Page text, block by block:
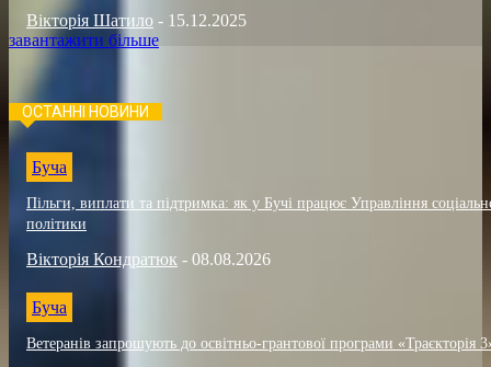
Вікторія Шатило - 15.12.2025
завантажити більше
ОСТАННІ НОВИНИ
Буча
Пільги, виплати та підтримка: як у Бучі працює Управління
політики
Вікторія Кондратюк - 08.08.2026
Буча
Ветеранів запрошують до освітньо-грантової програми «Траєкторія